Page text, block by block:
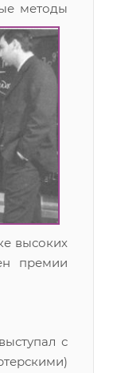
методы
высоких
премии
с